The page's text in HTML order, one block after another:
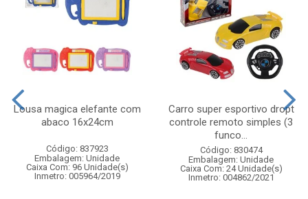
Lousa magica elefante com
abaco 16x24cm
Código: 837923
Embalagem: Unidade
Caixa Com: 96 Unidade(s)
Inmetro: 005964/2019
Carro super esportivo dropt
controle remoto simples (3
funco...
Código: 830474
Embalagem: Unidade
Caixa Com: 24 Unidade(s)
Inmetro: 004862/2021